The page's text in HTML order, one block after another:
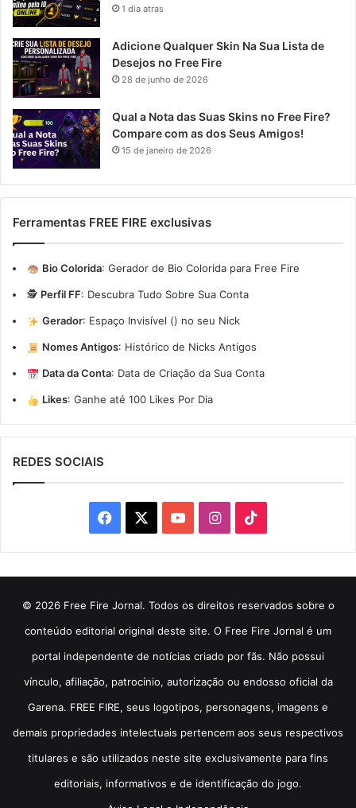
1 dia atras
Adicione Qualquer Skin Na Sua Lista de
Desejos no Free Fire
28 de junho de 2026
Qual a Nota das Suas Skins no Free Fire?
Compare com as dos Seus Amigos!
15 de janeiro de 2026
Ferramentas FREE FIRE exclusivas
Bio Colorida: Gerador de Bio Colorida para Free Fire
🕵️ Perfil FF: Descubra Tudo Sobre Sua Conta
Gerador: Espaço Invisível (ㅤ) no seu Nick
Nomes Antigos: Histórico de Nicks Antigos
Data da Conta: Data de Criação da Sua Conta
Likes: Ganhe até 100 Likes Por Dia
REDES SOCIAIS
Facebook YouTubeInstagram
© 2026 Free Fire Jornal. Todos os direitos reservados sobre o
conteúdo editorial original deste site. O Free Fire Jornal é um
portal independente de notícias criado por fãs. Não possui
vínculo, afiliação, patrocínio, autorização ou endosso oficial da
Garena. FREE FIRE, seus logotipos, personagens, imagens e
demais propriedades intelectuais pertencem aos seus respectivos
titulares e são utilizados neste site exclusivamente para fins
editoriais, informativos e de identificação do jogo.